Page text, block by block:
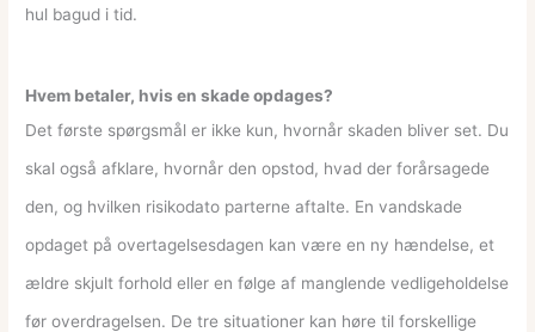
hul bagud i tid.
Hvem betaler, hvis en skade opdages?
Det første spørgsmål er ikke kun, hvornår skaden bliver set. Du
skal også afklare, hvornår den opstod, hvad der forårsagede
den, og hvilken risikodato parterne aftalte. En vandskade
opdaget på overtagelsesdagen kan være en ny hændelse, et
ældre skjult forhold eller en følge af manglende vedligeholdelse
før overdragelsen. De tre situationer kan høre til forskellige